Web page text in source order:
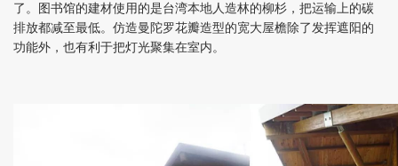
了。图书馆的建材使用的是台湾本地人造林的柳杉，把运输上的碳
排放都减至最低。仿造曼陀罗花瓣造型的宽大屋檐除了发挥遮阳的
功能外，也有利于把灯光聚集在室内。